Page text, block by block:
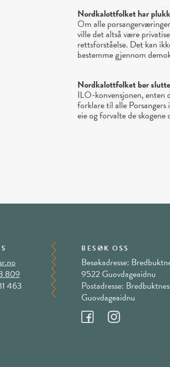
Nordkalottfolket har
Om alle
ville det altså være
rettsforståelse. Det kan
bestemme gjennom
Nordkalottfolket bør slutte
ILO-konvensjonen, enten
forklare til alle
eie og forvalte de
809
463
BESØK OSS
Besøkadresse:
9522 Guovdageaidnu
Postadresse:
Guovdageaidnu